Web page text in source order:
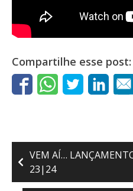
Compartilhe esse post:
Navegação
de
VEM AÍ…
23|24